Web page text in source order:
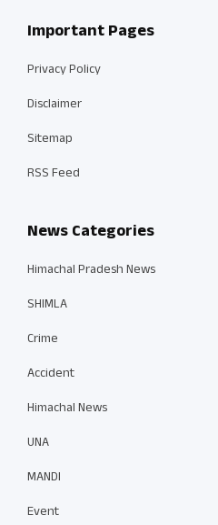
Important Pages
Privacy Policy
Disclaimer
Sitemap
RSS Feed
News Categories
Himachal Pradesh News
SHIMLA
Crime
Accident
Himachal News
UNA
MANDI
Event